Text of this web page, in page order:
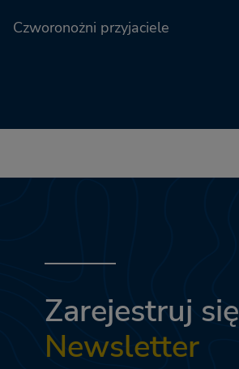
Czworonożni przyjaciele
Zarejestruj się
Newsletter